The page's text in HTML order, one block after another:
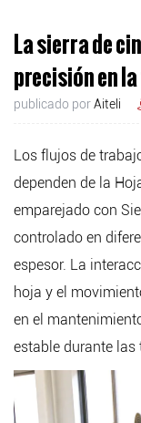
La sierra de
precisión en
publicado porAiteli
Los flujos de
dependen de la
emparejado con
controlado en
espesor. La
hoja y el
en el
estable durante las